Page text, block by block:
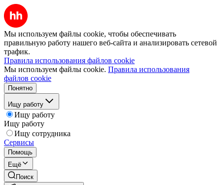
Мы используем файлы cookie, чтобы обеспечивать
правильную работу нашего веб-сайта и анализировать сетевой
трафик.
Правила использования файлов cookie
Мы используем файлы cookie. Правила использования
файлов cookie
Понятно
Ищу работу
Ищу работу
Ищу работу
Ищу сотрудника
Сервисы
Помощь
Ещё
Поиск